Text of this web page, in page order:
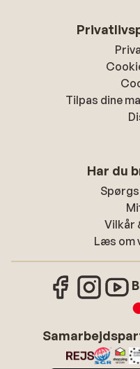
Tilpas dine
Har du
Vilkår
Læs om